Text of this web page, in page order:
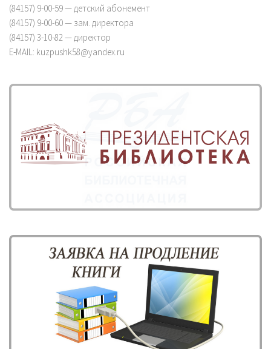
(84157) 9-00-59 — детский абонемент
(84157) 9-00-60 — зам. директора
(84157) 3-10-82 — директор
E-MAIL: kuzpushk58@yandex.ru